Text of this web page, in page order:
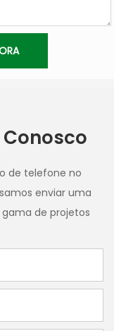
de telefone no
enviar uma
de projetos